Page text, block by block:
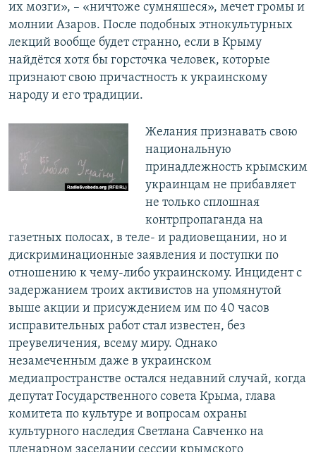
их мозги», – «ничтоже сумняшеся», мечет громы и
молнии Азаров. После подобных этнокультурных
лекций вообще будет странно, если в Крыму
найдётся хотя бы горсточка человек, которые
признают свою причастность к украинскому
народу и его традиции.
Желания признавать свою
национальную
принадлежность крымским
украинцам не прибавляет
не только сплошная
контрпропаганда на
газетных полосах, в теле- и радиовещании, но и
дискриминационные заявления и поступки по
отношению к чему-либо украинскому. Инцидент с
задержанием троих активистов на упомянутой
выше акции и присуждением им по 40 часов
исправительных работ стал известен, без
преувеличения, всему миру. Однако
незамеченным даже в украинском
медиапространстве остался недавний случай, когда
депутат Государственного совета Крыма, глава
комитета по культуре и вопросам охраны
культурного наследия Светлана Савченко на